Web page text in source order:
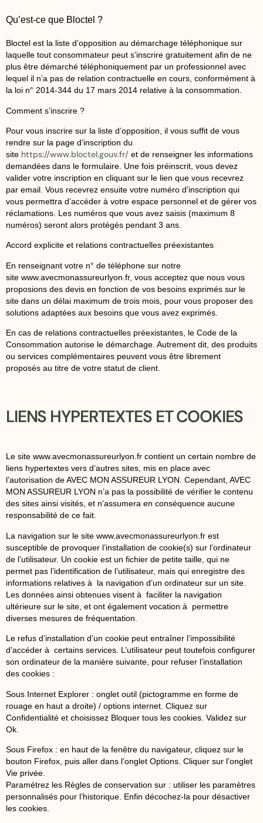
Qu’est-ce que Bloctel ?
Bloctel est la liste d’opposition au démarchage téléphonique sur
laquelle tout consommateur peut s’inscrire gratuitement afin de ne
plus être démarché téléphoniquement par un professionnel avec
lequel il n’a pas de relation contractuelle en cours, conformément à
la loi n° 2014-344 du 17 mars 2014 relative à la consommation.
Comment s’inscrire ?
Pour vous inscrire sur la liste d’opposition, il vous suffit de vous
rendre sur la page d’inscription du
site https://www.bloctel.gouv.fr/ et de renseigner les informations
demandées dans le formulaire. Une fois préinscrit, vous devez
valider votre inscription en cliquant sur le lien que vous recevrez
par email. Vous recevrez ensuite votre numéro d’inscription qui
vous permettra d’accéder à votre espace personnel et de gérer vos
réclamations. Les numéros que vous avez saisis (maximum 8
numéros) seront alors protégés pendant 3 ans.
Accord explicite et relations contractuelles préexistantes
En renseignant votre n° de téléphone sur notre
site www.avecmonassureurlyon.fr, vous acceptez que nous vous
proposions des devis en fonction de vos besoins exprimés sur le
site dans un délai maximum de trois mois, pour vous proposer des
solutions adaptées aux besoins que vous avez exprimés.
En cas de relations contractuelles préexistantes, le Code de la
Consommation autorise le démarchage. Autrement dit, des produits
ou services complémentaires peuvent vous être librement
proposés au titre de votre statut de client.
LIENS HYPERTEXTES ET COOKIES
Le site www.avecmonassureurlyon.fr contient un certain nombre de
liens hypertextes vers d’autres sites, mis en place avec
l’autorisation de AVEC MON ASSUREUR LYON. Cependant, AVEC
MON ASSUREUR LYON n’a pas la possibilité de vérifier le contenu
des sites ainsi visités, et n’assumera en conséquence aucune
responsabilité de ce fait.
La navigation sur le site www.avecmonassureurlyon.fr est
susceptible de provoquer l’installation de cookie(s) sur l’ordinateur
de l’utilisateur. Un cookie est un fichier de petite taille, qui ne
permet pas l’identification de l’utilisateur, mais qui enregistre des
informations relatives à la navigation d’un ordinateur sur un site.
Les données ainsi obtenues visent à faciliter la navigation
ultérieure sur le site, et ont également vocation à permettre
diverses mesures de fréquentation.
Le refus d’installation d’un cookie peut entraîner l’impossibilité
d’accéder à certains services. L’utilisateur peut toutefois configurer
son ordinateur de la manière suivante, pour refuser l’installation
des cookies :
Sous Internet Explorer : onglet outil (pictogramme en forme de
rouage en haut a droite) / options internet. Cliquez sur
Confidentialité et choisissez Bloquer tous les cookies. Validez sur
Ok.
Sous Firefox : en haut de la fenêtre du navigateur, cliquez sur le
bouton Firefox, puis aller dans l’onglet Options. Cliquer sur l’onglet
Vie privée.
Paramétrez les Règles de conservation sur : utiliser les paramètres
personnalisés pour l’historique. Enfin décochez-la pour désactiver
les cookies.